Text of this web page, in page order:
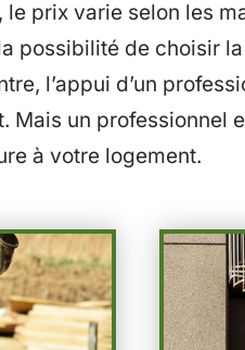
prix varie selon les
possibilité de choisir
l’appui d’un
Mais un professionnel
à votre logement.